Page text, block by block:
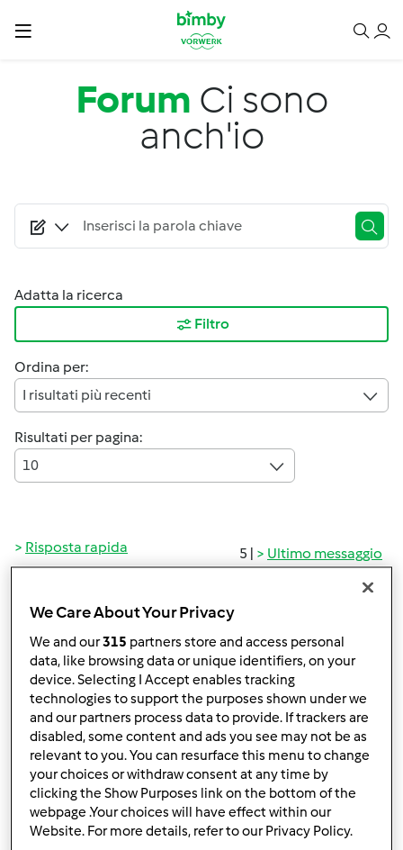
Salta al contenuto principale
Forum Ci sono
anch'io
Adatta la ricerca
Filtro
Ordina per:
I risultati più recenti
Risultati per pagina:
10
5 | Ultimo messaggio
Risposta rapida
Lun, 03/29/2010 - 21:23
Mi presento, mi chiamo Olimpia, sono sposata con un
uomo meraviglioso, ho tre figli, un cane e un magnifico
BIMBY TM31 del quale sono perdutamente innamorata
da ormai 9 anni (prima avevo il TM21!!!) - non me ne
We Care About Your Privacy
We and our315 partners store and access personal
data, like browsing data or unique identifiers, on your
device. Selecting I Accept enables tracking
technologies to support the purposes shown under we
and our partners process data to provide. If trackers are
disabled, some content and ads you see may not be as
relevant to you. You can resurface this menu to change
your choices or withdraw consent at any time by
clicking the Show Purposes link on the bottom of the
webpage .Your choices will have effect within our
Website. For more details, refer to our Privacy Policy.